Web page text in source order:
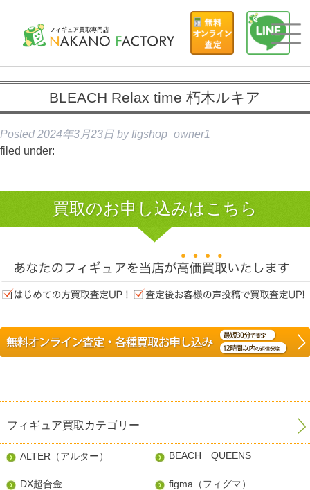
BLEACH Relax time 朽木ルキア
Posted 2024年3月23日 by figshop_owner1
filed under:
買取のお申し込みはこちら
フィギュア買取カテゴリー
ALTER（アルター） BEACH QUEENS
DX超合金 figma（フィグマ）